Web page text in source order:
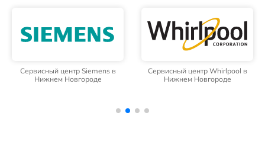
Сервисный центр Siemens в
Нижнем Новгороде
Сервисный центр Whirlpool в
Нижнем Новгороде